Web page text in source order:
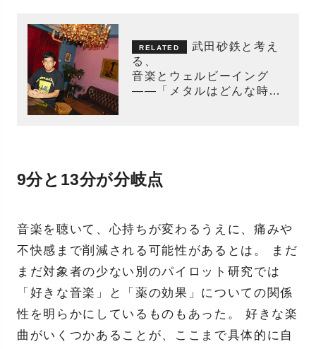
武田砂鉄と考え
る、
音楽とウェルビーイング
——「メタルはどんな時も
9分と13分が分岐点
音楽を聴いて、心持ちが変わるうえに、痛みや
不快感まで削減される可能性があるとは。 まだ
まだ対象者の少ない別のパイロット研究では
「好きな音楽」と「薬の効果」についての関係
性を明らかにしているものもあった。 好きな楽
曲がいくつかあることが、ここまで具体的に自